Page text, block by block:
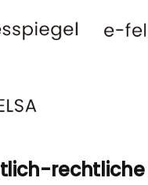
rechtliche